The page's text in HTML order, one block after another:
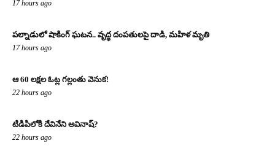
17 hours ago
పల్నాడులో షాకింగ్ ఘటన.. వృద్ధ దంపతులపై దాడి, మహిళ మృతి
17 hours ago
ఆ 60 లక్షల ఓట్ల గల్లంతు వెనుక!
22 hours ago
టిడిపిలోకి దేవినేని అవినాష్?
22 hours ago